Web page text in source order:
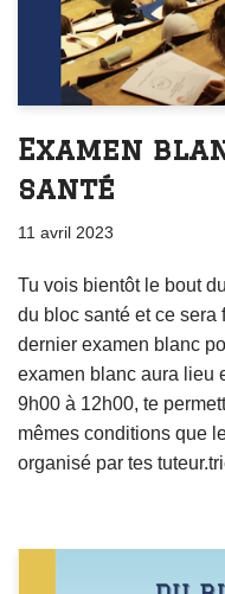
Examen
santé
11 avril 2023
Tu vois bientôt le bout
du bloc santé et ce sera
dernier examen blanc
examen blanc aura lieu
9h00 à 12h00, te
mêmes conditions que
organisé par tes